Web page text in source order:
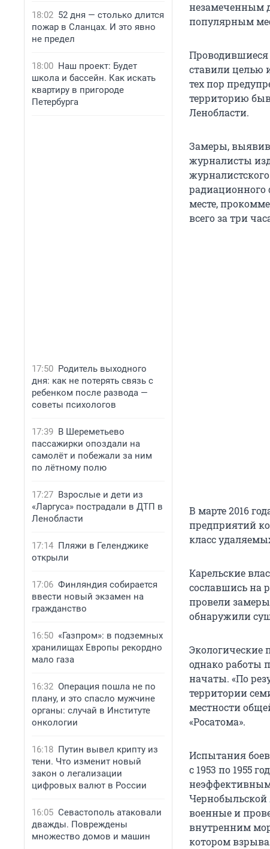
18:02 52 дня — столько длится
пожар в Сланцах. И это явно
не предел
18:00 Наш проект: Будет
школа и бассейн. Как искать
квартиру в пригороде
Петербурга
17:50 Родитель выходного
дня: как не потерять связь с
ребенком после развода —
советы психологов
17:39 В Шереметьево
пассажирки опоздали на
самолёт и побежали за ним
по лётному полю
17:27 Взрослые и дети из
«Ларгуса» пострадали в ДТП в
Ленобласти
17:14 Пляжи в Геленджике
открыли
17:06 Финляндия собирается
ввести новый экзамен на
гражданство
16:50 «Газпром»: в подземных
хранилищах Европы рекордно
мало газа
16:32 Операция пошла не по
плану, и это спасло мужчине
органы: случай в Институте
онкологии
16:18 Путин вывел крипту из
тени. Что изменит новый
закон о легализации
цифровых валют в России
16:05 Севастополь атаковали
дважды. Повреждены
множество домов и машин
незамеченным
популярным
Проводившиеся
ставили целью
тех пор
территорию
Ленобласти.
Замеры,
журналисты
радиационного
месте,
всего за три
В марте 2016
предприятий
класс
Карельские
сославшись на
провели
обнаружили
Экологические
однако работы
начаты. «По
терри­тории
мест­ности
«Росатома».
Испытания
с 1953 по 1955
Чернобыльской
военные и
внутренним
котором